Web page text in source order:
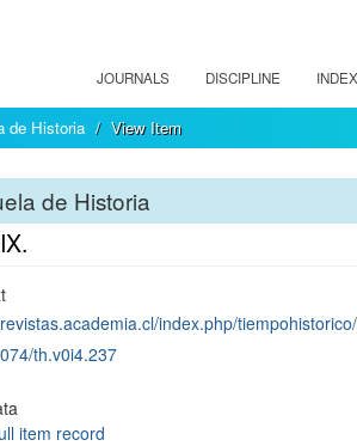
JOURNALS DISCIPLINE
de Historia View Item
de Historia
index.php/
th.v0i4.237
item record